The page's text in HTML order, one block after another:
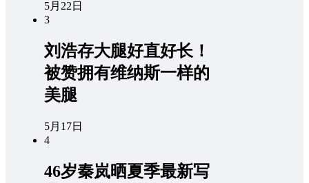
5月22日
3
刘浩存大腿好直好长！
被赞拥有维纳斯一样的
美腿
5月17日
4
46岁秦岚晒夏季最新写